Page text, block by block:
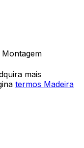
Montagem
mais
termos Madeira